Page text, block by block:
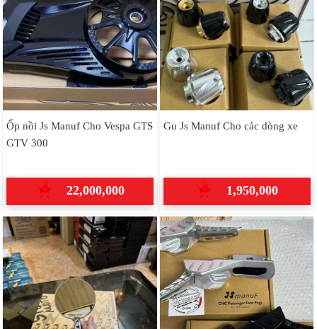
Ốp nồi Js Manuf Cho Vespa GTS
GTV 300
22,000,000
Gu Js Manuf Cho các dòng xe
1,950,000